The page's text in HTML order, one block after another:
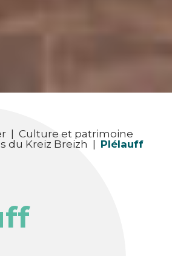
Culture et patrimoine
du Kreiz Breizh Plélauff